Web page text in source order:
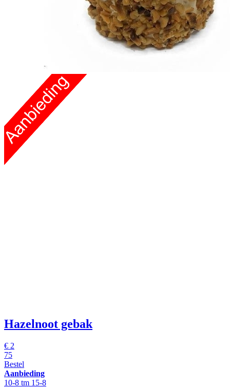
Hazelnoot gebak
€ 2
75
Bestel
Aanbieding
10-8 tm 15-8